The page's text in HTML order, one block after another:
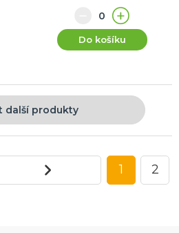
Do košíku
další produkty
1 2